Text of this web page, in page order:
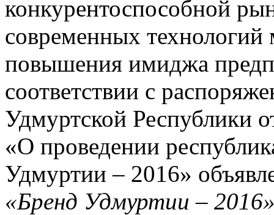
конкурентоспособной
современных
повышения имиджа
соответствии с
Удмуртской Республики
«О проведении
Удмуртии – 2016»
«Бренд Удмуртии –